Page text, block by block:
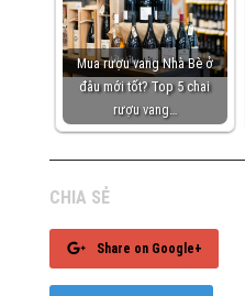
Mua rượu vang Nhà Bè ở
đâu mới tốt? Top 5 chai
rượu vang…
CHIA SẺ
Share on Google+